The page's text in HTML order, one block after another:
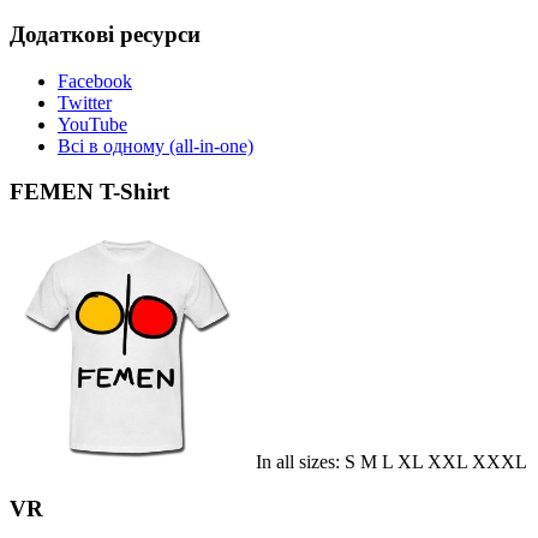
Додаткові ресурси
Facebook
Twitter
YouTube
Всі в одному (all-in-one)
FEMEN T-Shirt
In all sizes: S M L XL XXL XXXL
VR